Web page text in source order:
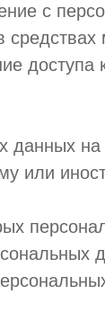
с
данных на
или